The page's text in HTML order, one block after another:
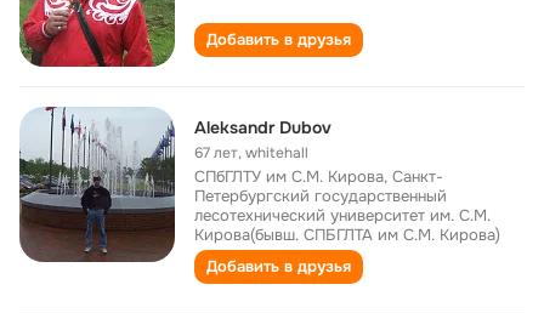
Добавить в друзья
Aleksandr Dubov
67 лет,whitehall
СПбГЛТУ им С.М. Кирова, Санкт-
Петербургский государственный
лесотехнический университет им. С.М.
Кирова(бывш. СПБГЛТА им С.М. Кирова)
Добавить в друзья